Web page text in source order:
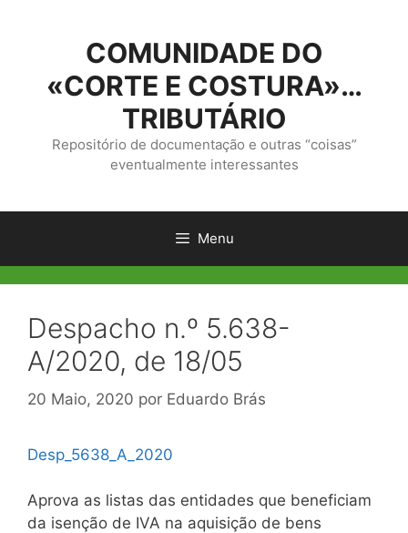
conteúdo
COMUNIDADE DO
«CORTE E COSTURA»…
TRIBUTÁRIO
Repositório de documentação e outras “coisas”
eventualmente interessantes
Menu
Despacho n.º 5.638-
A/2020, de 18/05
20 Maio, 2020 por Eduardo Brás
Desp_5638_A_2020
Aprova as listas das entidades que beneficiam
da isenção de IVA na aquisição de bens